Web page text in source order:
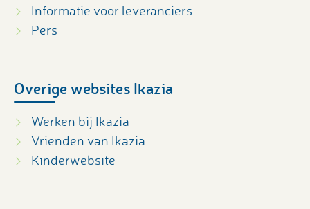
Informatie voor leveranciers
Pers
Overige websites Ikazia
Werken bij Ikazia
Vrienden van Ikazia
Kinderwebsite